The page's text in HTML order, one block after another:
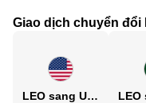
Giao dịch chuyển đổi
LEO sang USD